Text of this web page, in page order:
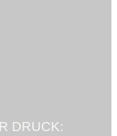
DRUCK: